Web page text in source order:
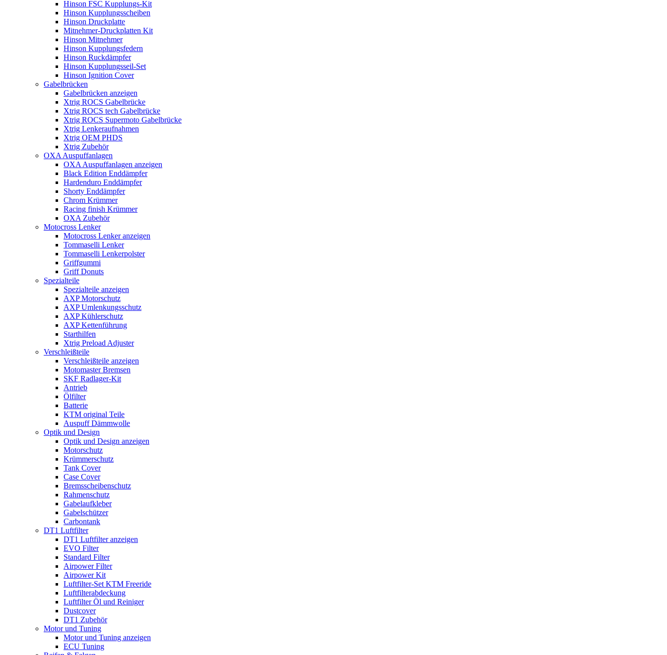
Hinson FSC Kupplungs-Kit
Hinson Kupplungsscheiben
Hinson Druckplatte
Mitnehmer-Druckplatten Kit
Hinson Mitnehmer
Hinson Kupplungsfedern
Hinson Ruckdämpfer
Hinson Kupplungsseil-Set
Hinson Ignition Cover
Gabelbrücken
Gabelbrücken anzeigen
Xtrig ROCS Gabelbrücke
Xtrig ROCS tech Gabelbrücke
Xtrig ROCS Supermoto Gabelbrücke
Xtrig Lenkeraufnahmen
Xtrig OEM PHDS
Xtrig Zubehör
OXA Auspuffanlagen
OXA Auspuffanlagen anzeigen
Black Edition Enddämpfer
Hardenduro Enddämpfer
Shorty Enddämpfer
Chrom Krümmer
Racing finish Krümmer
OXA Zubehör
Motocross Lenker
Motocross Lenker anzeigen
Tommaselli Lenker
Tommaselli Lenkerpolster
Griffgummi
Griff Donuts
Spezialteile
Spezialteile anzeigen
AXP Motorschutz
AXP Umlenkungsschutz
AXP Kühlerschutz
AXP Kettenführung
Starthilfen
Xtrig Preload Adjuster
Verschleißteile
Verschleißteile anzeigen
Motomaster Bremsen
SKF Radlager-Kit
Antrieb
Ölfilter
Batterie
KTM original Teile
Auspuff Dämmwolle
Optik und Design
Optik und Design anzeigen
Motorschutz
Krümmerschutz
Tank Cover
Case Cover
Bremsscheibenschutz
Rahmenschutz
Gabelaufkleber
Gabelschützer
Carbontank
DT1 Luftfilter
DT1 Luftfilter anzeigen
EVO Filter
Standard Filter
Airpower Filter
Airpower Kit
Luftfilter-Set KTM Freeride
Luftfilterabdeckung
Luftfilter Öl und Reiniger
Dustcover
DT1 Zubehör
Motor und Tuning
Motor und Tuning anzeigen
ECU Tuning